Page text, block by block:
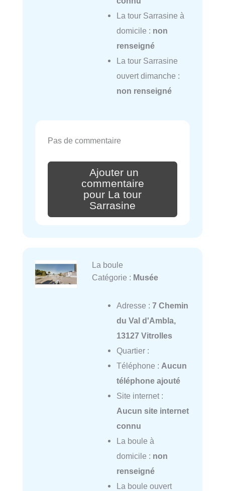
La tour Sarrasine à
domicile : non
renseigné
La tour Sarrasine
ouvert dimanche :
non renseigné
Pas de commentaire
Ajouter un
commentaire
pour La tour
Sarrasine
La boule
Catégorie : Musée
Adresse : 7 Chemin
du Val d'Ambla,
13127 Vitrolles
Quartier :
Téléphone : Aucun
téléphone ajouté
Site internet :
Aucun site internet
connu
La boule à
domicile : non
renseigné
La boule ouvert